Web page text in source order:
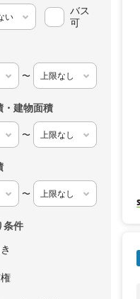
バス
可
〜
・建物面積
〜
〜
条件